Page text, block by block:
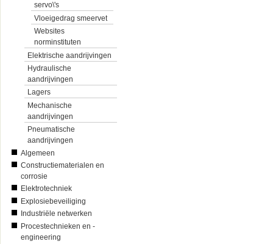
servo\'s
Vloeigedrag smeervet
Websites
norminstituten
Elektrische aandrijvingen
Hydraulische
aandrijvingen
Lagers
Mechanische
aandrijvingen
Pneumatische
aandrijvingen
Algemeen
Constructiematerialen en
corrosie
Elektrotechniek
Explosiebeveiliging
Industriële netwerken
Procestechnieken en -
engineering